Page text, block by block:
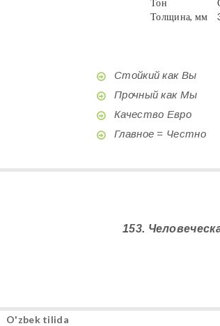
Тон
Толщина, мм
Стойкий как Вы
Прочный как Мы
Качество Евро
Главное = Честно
153.
O'zbek tilida